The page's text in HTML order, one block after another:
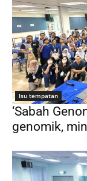
Isu tempatan
‘Sabah
genomik,